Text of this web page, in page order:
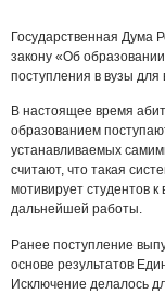
Государственная Дума
закону «Об
поступления в вузы для
В настоящее время
образованием
устанавливаемых
считают, что такая
мотивирует студентов
дальнейшей работы.
Ранее поступление
основе результатов
Исключение делалось